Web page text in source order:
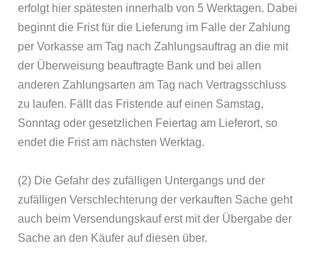
erfolgt hier spätesten innerhalb von 5 Werktagen. Dabei
beginnt die Frist für die Lieferung im Falle der Zahlung
per Vorkasse am Tag nach Zahlungsauftrag an die mit
der Überweisung beauftragte Bank und bei allen
anderen Zahlungsarten am Tag nach Vertragsschluss
zu laufen. Fällt das Fristende auf einen Samstag,
Sonntag oder gesetzlichen Feiertag am Lieferort, so
endet die Frist am nächsten Werktag.
(2) Die Gefahr des zufälligen Untergangs und der
zufälligen Verschlechterung der verkauften Sache geht
auch beim Versendungskauf erst mit der Übergabe der
Sache an den Käufer auf diesen über.